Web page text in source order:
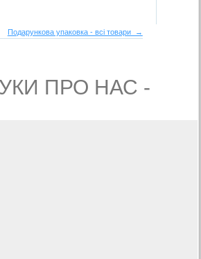
Подарункова упаковка - всі товари →
ПРО НАС -